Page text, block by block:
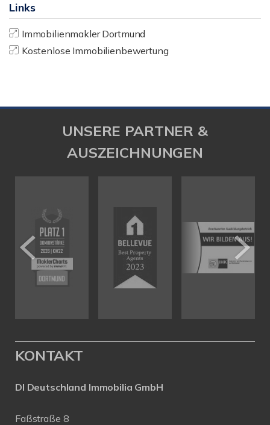
Links
Immobilienmakler Dortmund
Kostenlose Immobilienbewertung
UNSERE PARTNER &
AUSZEICHNUNGEN
KONTAKT
DI Deutschland Immobilia GmbH
Faßstraße 8